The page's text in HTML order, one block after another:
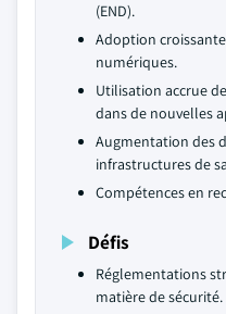
(END).
Adoption
numériques.
Utilisation accrue
dans de nouvelles
Augmentation des
infrastructures de
Compétences en
Défis
Réglementations
matière de sécurité.